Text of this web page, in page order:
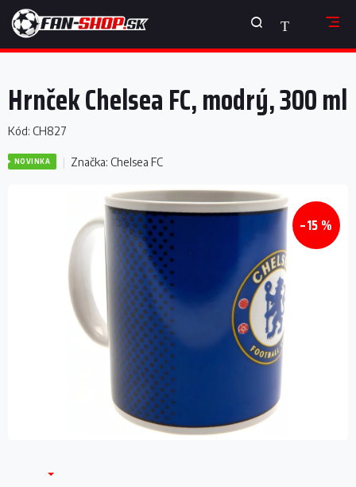
Prejsť
obsah
NÁKUPNÝ
KOŠÍK
Hrnček Chelsea FC, modrý, 300 ml
Kód: CH827
NOVINKA Značka:Chelsea FC
–15 %